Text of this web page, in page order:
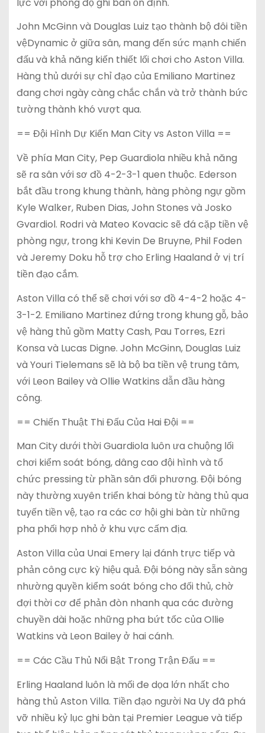
John McGinn và Douglas Luiz tạo thành bộ đôi tiền
vệDynamic ở giữa sân, mang đến sức mạnh chiến
đấu và khả năng kiến thiết lối chơi cho Aston Villa.
Hàng thủ dưới sự chỉ đạo của Emiliano Martinez
đang chơi ngày càng chắc chắn và trở thành bức
tường thành khó vượt qua.
== Đội Hình Dự Kiến Man City vs Aston Villa ==
Về phía Man City, Pep Guardiola nhiều khả năng
sẽ ra sân với sơ đồ 4-2-3-1 quen thuộc. Ederson
bắt đầu trong khung thành, hàng phòng ngự gồm
Kyle Walker, Ruben Dias, John Stones và Josko
Gvardiol. Rodri và Mateo Kovacic sẽ đá cặp tiền vệ
phòng ngự, trong khi Kevin De Bruyne, Phil Foden
và Jeremy Doku hỗ trợ cho Erling Haaland ở vị trí
tiền đạo cắm.
Aston Villa có thể sẽ chơi với sơ đồ 4-4-2 hoặc 4-
3-1-2. Emiliano Martinez đứng trong khung gỗ, bảo
vệ hàng thủ gồm Matty Cash, Pau Torres, Ezri
Konsa và Lucas Digne. John McGinn, Douglas Luiz
và Youri Tielemans sẽ là bộ ba tiền vệ trung tâm,
với Leon Bailey và Ollie Watkins dẫn đầu hàng
công.
== Chiến Thuật Thi Đấu Của Hai Đội ==
Man City dưới thời Guardiola luôn ưa chuộng lối
chơi kiểm soát bóng, dâng cao đội hình và tổ
chức pressing từ phần sân đối phương. Đội bóng
này thường xuyên triển khai bóng từ hàng thủ qua
tuyến tiền vệ, tạo ra các cơ hội ghi bàn từ những
pha phối hợp nhỏ ở khu vực cấm địa.
Aston Villa của Unai Emery lại đánh trực tiếp và
phản công cực kỳ hiệu quả. Đội bóng này sẵn sàng
nhường quyền kiểm soát bóng cho đối thủ, chờ
đợi thời cơ để phản đòn nhanh qua các đường
chuyền dài hoặc những pha bứt tốc của Ollie
Watkins và Leon Bailey ở hai cánh.
== Các Cầu Thủ Nổi Bật Trong Trận Đấu ==
Erling Haaland luôn là mối đe dọa lớn nhất cho
hàng thủ Aston Villa. Tiền đạo người Na Uy đã phá
vỡ nhiều kỷ lục ghi bàn tại Premier League và tiếp